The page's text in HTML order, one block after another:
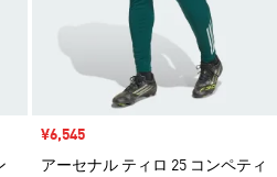
セール価格
¥6,545
アーセナル ティロ 25 コンペティ